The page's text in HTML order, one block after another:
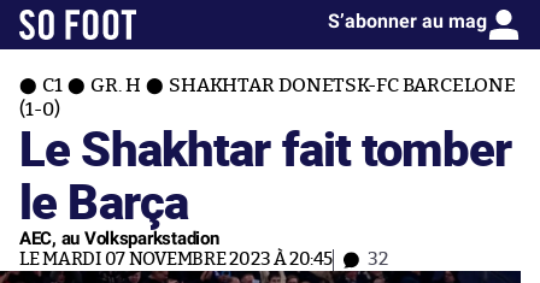
S’abonner au mag
C1 GR. H
SHAKHTAR DONETSK-FC BARCELONE
(1-0)
Le Shakhtar fait tomber
le Barça
AEC, au Volksparkstadion
LE MARDI 07 NOVEMBRE 2023 À 20:45 32